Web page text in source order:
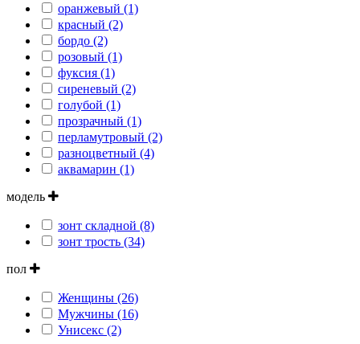
оранжевый (1)
красный (2)
бордо (2)
розовый (1)
фуксия (1)
сиреневый (2)
голубой (1)
прозрачный (1)
перламутровый (2)
разноцветный (4)
аквамарин (1)
модель
зонт складной (8)
зонт трость (34)
пол
Женщины (26)
Мужчины (16)
Унисекс (2)